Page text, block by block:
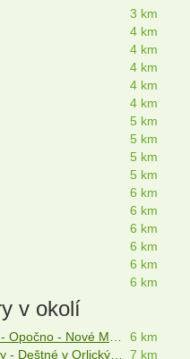
3 km
4 km
4 km
4 km
4 km
4 km
5 km
5 km
5 km
5 km
6 km
6 km
6 km
6 km
6 km
6 km
v okolí
6 km
7 km